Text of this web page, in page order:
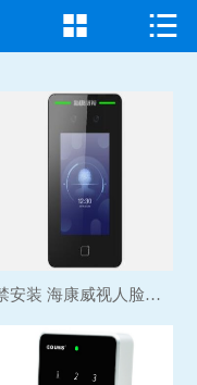
首页
产品中心
成功案例
新闻资讯
常见问题
客户见证
 
门禁安装 海康威视人脸识...